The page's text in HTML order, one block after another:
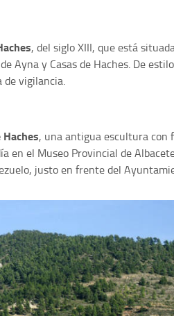
, del siglo XIII, que está
Ayna y Casas de Haches. De
de vigilancia.
, una antigua escultura con
en el Museo Provincial de
justo en frente del